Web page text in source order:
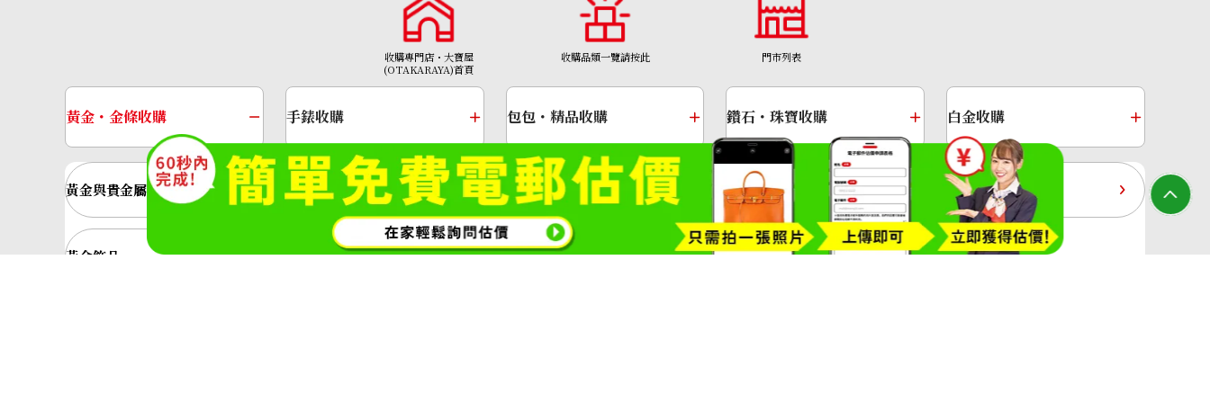
NTD 68,408
收購專門店・大寶屋
(OTAKARAYA)首頁
收購品類一覽請按此 門市列表
黃金・金條收購
黃金與貴金屬 金的錠 黃金過去10年
黃金飾品 黃金戒指 黃金項鍊
手錶收購 包包・精品收購 鑽石・珠寶收購 白金收購